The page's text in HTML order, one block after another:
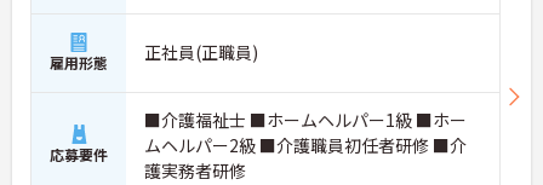
雇用形態 正社員(正職員)
応募要件
■介護福祉士 ■ホームヘルパー1級 ■ホー
ムヘルパー2級 ■介護職員初任者研修 ■介
護実務者研修